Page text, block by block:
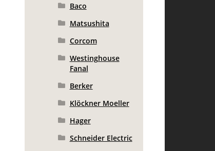
Baco
Matsushita
Corcom
Westinghouse
Fanal
Berker
Klöckner Moeller
Hager
Schneider Electric